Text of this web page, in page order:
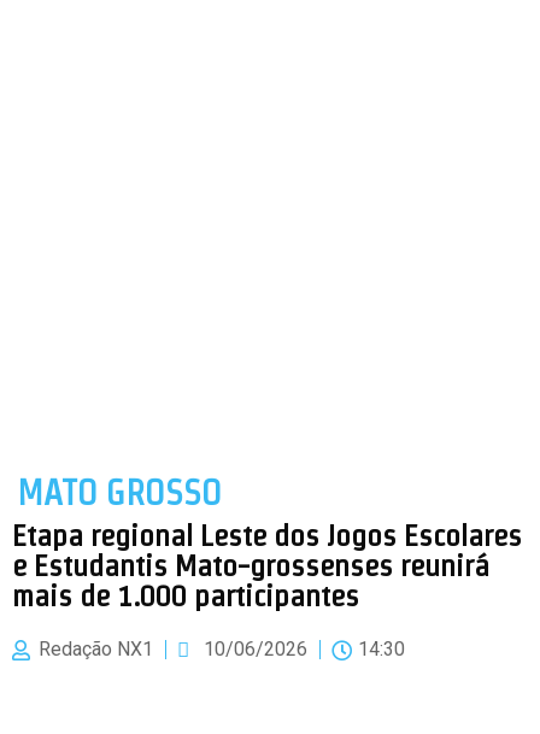
MATO GROSSO
Etapa regional Leste dos Jogos Escolares
e Estudantis Mato-grossenses reunirá
mais de 1.000 participantes
Redação NX1 10/06/2026 14:30